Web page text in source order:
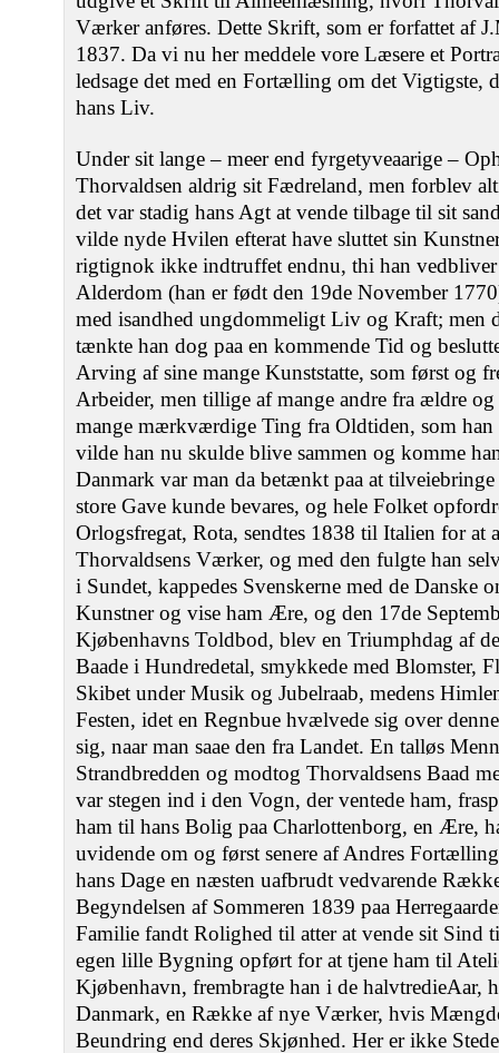
Værker anføres. Dette Skrift, som er forfattet af
1837. Da vi nu her meddele vore Læsere et
ledsage det med en Fortælling om det Vigtigste,
hans Liv.
Under sit lange ‒ meer end fyrgetyveaarige ‒
Thorvaldsen aldrig sit Fædreland, men forblev
det var stadig hans Agt at vende tilbage til sit
vilde nyde Hvilen efterat have sluttet sin
rigtignok ikke indtruffet endnu, thi han
Alderdom (han er født den 19de November
med isandhed ungdommeligt Liv og Kraft; men
tænkte han dog paa en kommende Tid og
Arving af sine mange Kunststatte, som først og
Arbeider, men tillige af mange andre fra ældre
mange mærkværdige Ting fra Oldtiden, som han
vilde han nu skulde blive sammen og komme
Danmark var man da betænkt paa at
store Gave kunde bevares, og hele Folket
Orlogsfregat, Rota, sendtes 1838 til Italien for at
Thorvaldsens Værker, og med den fulgte han
i Sundet, kappedes Svenskerne med de Danske
Kunstner og vise ham Ære, og den 17de
Kjøbenhavns Toldbod, blev en Triumphdag af
Baade i Hundredetal, smykkede med Blomster,
Skibet under Musik og Jubelraab, medens
Festen, idet en Regnbue hvælvede sig over
sig, naar man saae den fra Landet. En talløs
Strandbredden og modtog Thorvaldsens Baad
var stegen ind i den Vogn, der ventede ham,
ham til hans Bolig paa Charlottenborg, en Ære,
uvidende om og først senere af Andres
hans Dage en næsten uafbrudt vedvarende
Begyndelsen af Sommeren 1839 paa
Familie fandt Rolighed til atter at vende sit Sind
egen lille Bygning opført for at tjene ham til
Kjøbenhavn, frembragte han i de halvtredieAar,
Danmark, en Række af nye Værker, hvis
Beundring end deres Skjønhed. Her er ikke